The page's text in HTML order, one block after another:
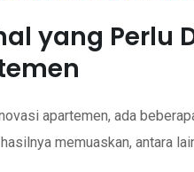
yang Perlu
apartemen, ada
memuaskan, antara